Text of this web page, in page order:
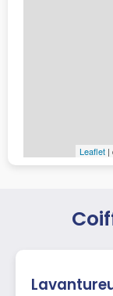
Leaflet |